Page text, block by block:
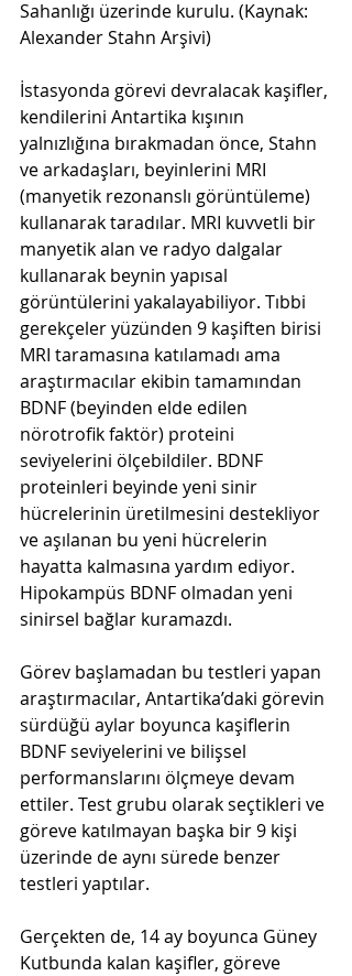
Sahanlığı üzerinde kurulu. (Kaynak:
Alexander Stahn Arşivi)
İstasyonda görevi devralacak kaşifler,
kendilerini Antartika kışının
yalnızlığına bırakmadan önce, Stahn
ve arkadaşları, beyinlerini MRI
(manyetik rezonanslı görüntüleme)
kullanarak taradılar. MRI kuvvetli bir
manyetik alan ve radyo dalgalar
kullanarak beynin yapısal
görüntülerini yakalayabiliyor. Tıbbi
gerekçeler yüzünden 9 kaşiften birisi
MRI taramasına katılamadı ama
araştırmacılar ekibin tamamından
BDNF (beyinden elde edilen
nörotrofik faktör) proteini
seviyelerini ölçebildiler. BDNF
proteinleri beyinde yeni sinir
hücrelerinin üretilmesini destekliyor
ve aşılanan bu yeni hücrelerin
hayatta kalmasına yardım ediyor.
Hipokampüs BDNF olmadan yeni
sinirsel bağlar kuramazdı.
Görev başlamadan bu testleri yapan
araştırmacılar, Antartika’daki görevin
sürdüğü aylar boyunca kaşiflerin
BDNF seviyelerini ve bilişsel
performanslarını ölçmeye devam
ettiler. Test grubu olarak seçtikleri ve
göreve katılmayan başka bir 9 kişi
üzerinde de aynı sürede benzer
testleri yaptılar.
Gerçekten de, 14 ay boyunca Güney
Kutbunda kalan kaşifler, göreve